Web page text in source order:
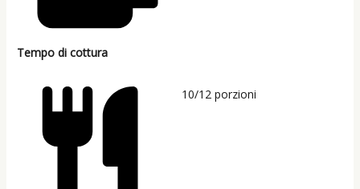
Tempo di cottura
10/12 porzioni